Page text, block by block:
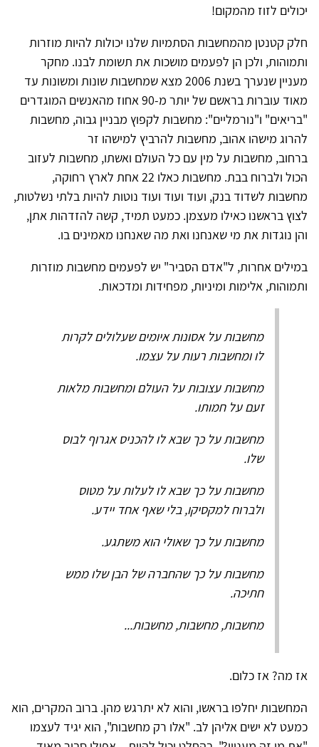
יכולים לזוז מהמקום!
חלק קטנטן מהמחשבות הסתמיות שלנו יכולות להיות מוזרות
ותמוהות, ולכן הן לפעמים מושכות את תשומת לבנו. מחקר
מעניין שנערך בשנת 2006 מצא שמחשבות שונות ומשונות עד
מאוד עוברות בראשם של יותר מ-90 אחוז מהאנשים המוגדרים
"בריאים" ו"נורמליים": מחשבות לקפוץ מבניין גבוה, מחשבות
להרוג מישהו אהוב, מחשבות להרביץ למישהו זר
ברחוב, מחשבות על מין עם כל העולם ואשתו, מחשבות לעזוב
הכול ולברוח בבת. מחשבות כאלו 22 אחת לארץ רחוקה,
מחשבות לשדוד בנק, ועוד ועוד ועוד נוטות להיות בלתי נשלטות,
לצוץ בראשנו כאילו מעצמן. כמעט תמיד, קשה להזדהות אתן,
והן נוגדות את מי שאנחנו ואת מה שאנחנו מאמינים בו.
במילים אחרות, ל"אדם הסביר" יש לפעמים מחשבות מוזרות
ותמוהות, אלימות ומיניות, מפחידות ומדכאות.
מחשבות על אסונות איומים שעלולים לקרות
לו ומחשבות רעות על עצמו.
מחשבות עצובות על העולם ומחשבות מלאות
זעם על חמותו.
מחשבות על כך שבא לו להכניס אגרוף לבוס
שלו.
מחשבות על כך שבא לו לעלות על מטוס
ולברוח למקסיקו, בלי שאף אחד יידע.
מחשבות על כך שאולי הוא משתגע.
מחשבות על כך שהחברה של הבן שלו ממש
חתיכה.
מחשבות, מחשבות, מחשבות...
אז מה? אז כלום.
המחשבות יחלפו בראשו, והוא לא יתרגש מהן. ברוב המקרים, הוא
כמעט לא ישים אליהן לב. "אלו רק מחשבות", הוא יגיד לעצמו